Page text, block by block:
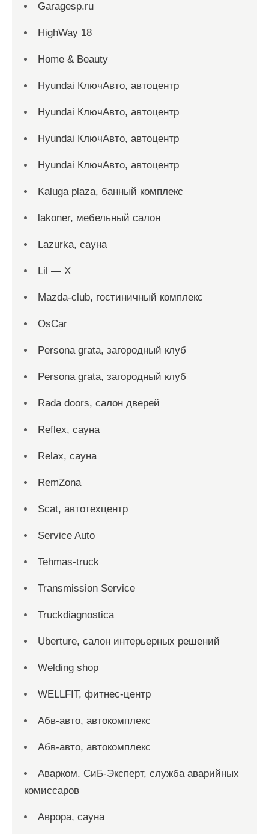
Garagesp.ru
HighWay 18
Home & Beauty
Hyundai КлючАвто, автоцентр
Hyundai КлючАвто, автоцентр
Hyundai КлючАвто, автоцентр
Hyundai КлючАвто, автоцентр
Kaluga plaza, банный комплекс
lakoner, мебельный салон
Lazurka, сауна
Lil — X
Mazda-club, гостиничный комплекс
OsCar
Persona grata, загородный клуб
Persona grata, загородный клуб
Rada doors, салон дверей
Reflex, сауна
Relax, сауна
RemZona
Scat, автотехцентр
Service Auto
Tehmas-truck
Transmission Service
Truckdiagnostica
Uberture, салон интерьерных решений
Welding shop
WELLFIT, фитнес-центр
Абв-авто, автокомплекс
Абв-авто, автокомплекс
Аварком. СиБ-Эксперт, служба аварийных
комиссаров
Аврора, сауна